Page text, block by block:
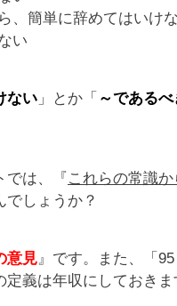
、簡単に辞めてはいけ
い
ない 」とか「 ～である
では、『 これらの常識
でしょうか？
意見』です。また、「
義は年収にしておきま